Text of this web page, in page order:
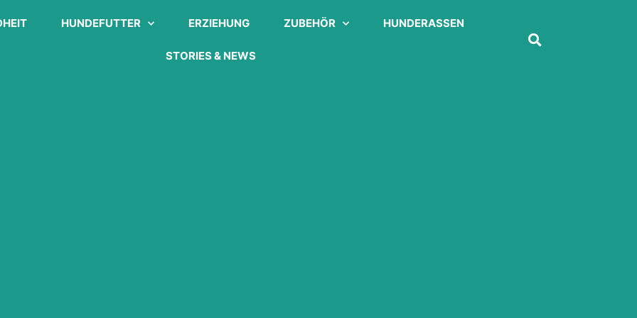
HUNDEFUTTER ERZIEHUNG ZUBEHÖR HUNDERASSEN
STORIES & NEWS